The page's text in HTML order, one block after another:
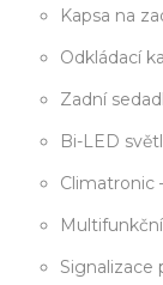
Kapsa na
Odkládací
Zadní
Bi-LED
Climatronic
Signalizace